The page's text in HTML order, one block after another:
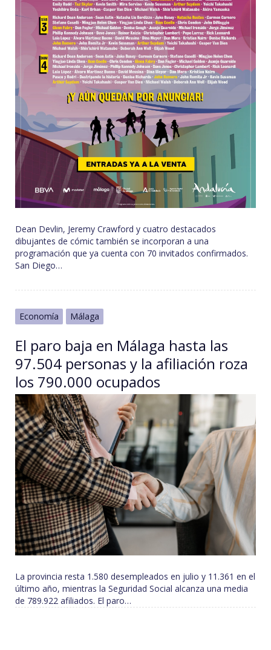
Dean Devlin, Jeremy Crawford y cuatro destacados
dibujantes de cómic también se incorporan a una
programación que ya cuenta con 70 invitados confirmados.
San Diego…
Economía Málaga
El paro baja en Málaga hasta las
97.504 personas y la afiliación roza
los 790.000 ocupados
La provincia resta 1.580 desempleados en julio y 11.361 en el
último año, mientras la Seguridad Social alcanza una media
de 789.922 afiliados. El paro…